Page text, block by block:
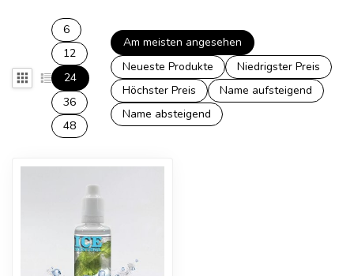
6
12
24
36
48
Am meisten angesehen
Neueste Produkte
Niedrigster Preis
Höchster Preis
Name aufsteigend
Name absteigend